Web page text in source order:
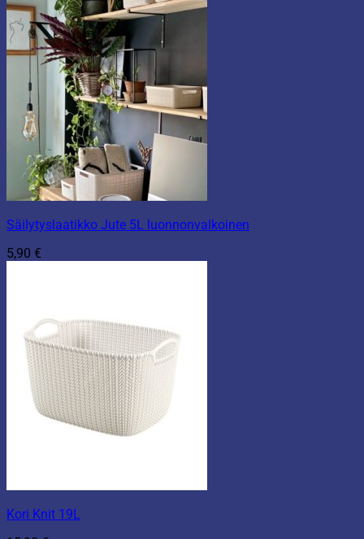
Säilytyslaatikko Jute 5L luonnonvalkoinen
5,90 €
Kori Knit 19L